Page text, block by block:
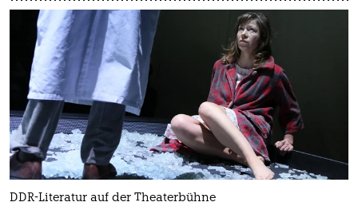
DDR-Literatur auf der Theaterbühne